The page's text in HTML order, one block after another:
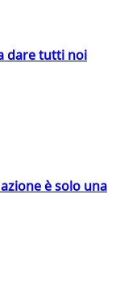
dare tutti noi
è solo una